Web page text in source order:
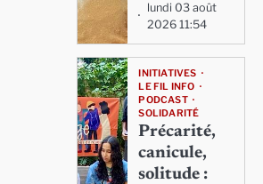
lundi 03 août
2026 11:54
INITIATIVES
LE FIL INFO
PODCAST
SOLIDARITÉ
Précarité,
canicule,
solitude :